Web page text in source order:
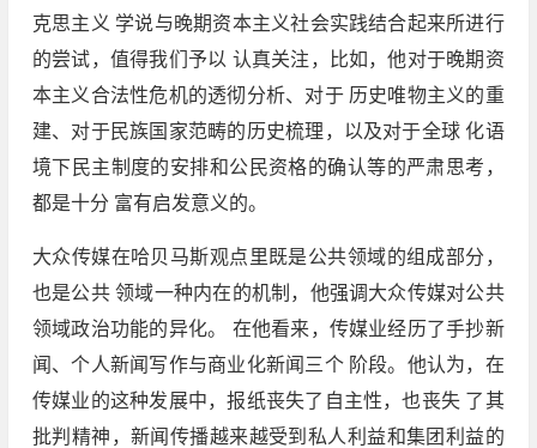
克思主义 学说与晚期资本主义社会实践结合起来所进行
的尝试，值得我们予以 认真关注，比如，他对于晚期资
本主义合法性危机的透彻分析、对于 历史唯物主义的重
建、对于民族国家范畴的历史梳理，以及对于全球 化语
境下民主制度的安排和公民资格的确认等的严肃思考，
都是十分 富有启发意义的。
大众传媒在哈贝马斯观点里既是公共领域的组成部分，
也是公共 领域一种内在的机制，他强调大众传媒对公共
领域政治功能的异化。 在他看来，传媒业经历了手抄新
闻、个人新闻写作与商业化新闻三个 阶段。他认为，在
传媒业的这种发展中，报纸丧失了自主性，也丧失 了其
批判精神，新闻传播越来越受到私人利益和集团利益的